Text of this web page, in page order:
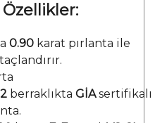
Özellikler:
0.90 karat pırlanta ile
berraklıkta GİAsertifikalı